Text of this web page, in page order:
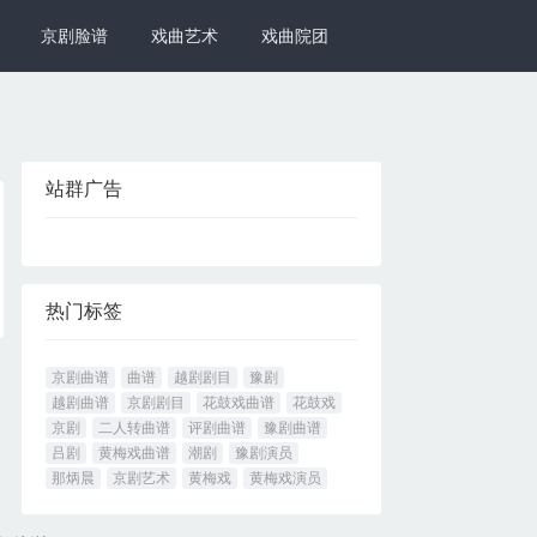
京剧脸谱 戏曲艺术 戏曲院团
站群广告
热门标签
京剧曲谱 曲谱 越剧剧目
豫剧
越剧曲谱
京剧剧目 花鼓戏曲谱
花鼓戏
京剧
二人转曲谱 评剧曲谱
豫剧曲谱
吕剧
黄梅戏曲谱 潮剧
豫剧演员
那炳晨
京剧艺术 黄梅戏 黄梅戏演员